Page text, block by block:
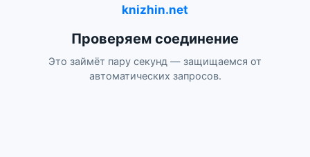
knizhin.net
Проверяем соединение
Это займёт пару секунд — защищаемся от
автоматических запросов.